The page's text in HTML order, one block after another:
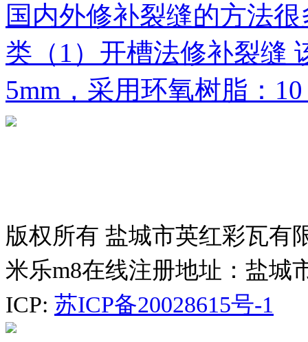
国内外修补裂缝的方法
类（1）开槽法修补裂缝
5mm，采用环氧树脂：
版权所有 盐城市英红彩瓦有
米乐m8在线注册地址：盐城
ICP: 苏ICP备20028615号-1